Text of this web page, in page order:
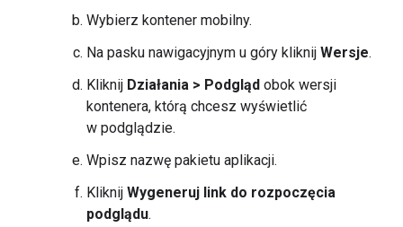
Wybierz kontener mobilny.
Na pasku nawigacyjnym u góry kliknij Wersje.
Kliknij Działania > Podgląd obok wersji
kontenera, którą chcesz wyświetlić
w podglądzie.
Wpisz nazwę pakietu aplikacji.
Kliknij Wygeneruj link do rozpoczęcia
podglądu.